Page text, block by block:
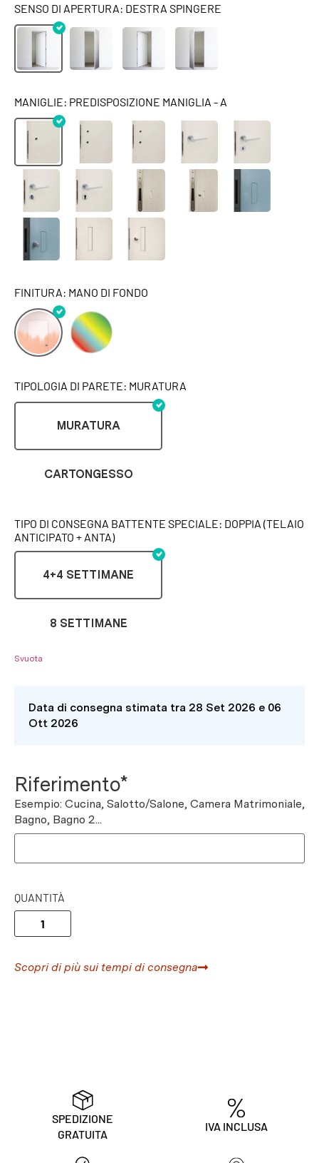
SENSO DI APERTURA: DESTRA SPINGERE
MANIGLIE: PREDISPOSIZIONE MANIGLIA - A
FINITURA: MANO DI FONDO
TIPOLOGIA DI PARETE: MURATURA
MURATURA
CARTONGESSO
TIPO DI CONSEGNA BATTENTE SPECIALE: DOPPIA (TELAIO
ANTICIPATO + ANTA)
4+4 SETTIMANE
8 SETTIMANE
Svuota
Data di consegna stimata tra 28 Set 2026 e 06
Ott 2026
Riferimento*
Esempio: Cucina, Salotto/Salone, Camera Matrimoniale,
Bagno, Bagno 2...
QUANTITÀ
Scopri di più sui tempi di consegna
SPEDIZIONE
GRATUITA
IVA INCLUSA